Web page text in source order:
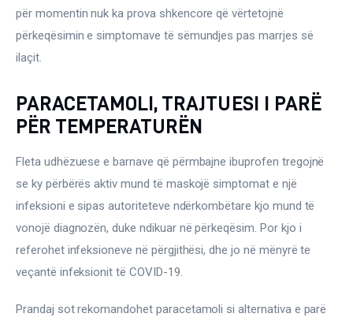
Regjim ushqimor
COVID-19
Risite shkencore dhe mjekesore per COVID-19
Të njohim ilaçet/suplementet
për momentin nuk ka prova shkencore që vërtetojnë
përkeqësimin e simptomave të sëmundjes pas marrjes së
ilaçit.
PARACETAMOLI, TRAJTUESI I PARË
PËR TEMPERATURËN
Fleta udhëzuese e barnave që përmbajne ibuprofen tregojnë
se ky përbërës aktiv mund të maskojë simptomat e një
infeksioni e sipas autoriteteve ndërkombëtare kjo mund të
vonojë diagnozën, duke ndikuar në përkeqësim. Por kjo i
referohet infeksioneve në përgjithësi, dhe jo në mënyrë te
veçantë infeksionit të COVID-19.
Prandaj sot rekomandohet paracetamoli si alternativa e parë